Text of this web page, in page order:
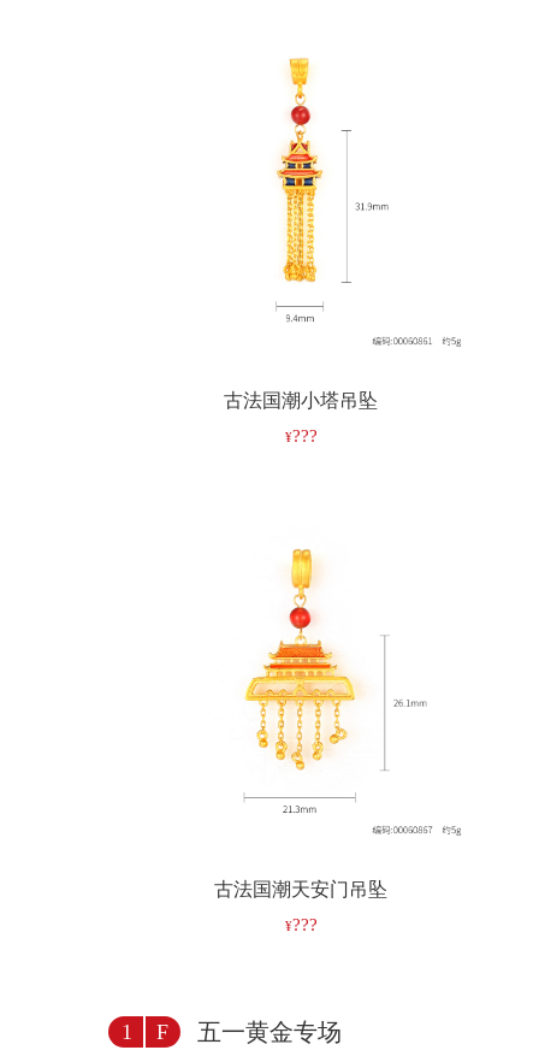
古法国潮小塔吊坠
???
古法国潮天安门吊坠
???
1 F 五一黄金专场